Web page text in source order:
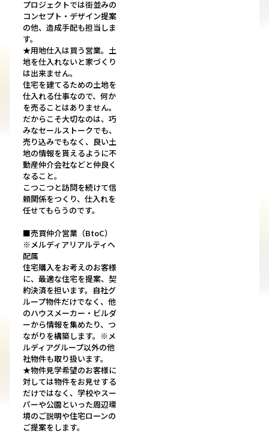
プロジェクトでは街並みの
コンセプト・デザイン提案
の他、造成手配も担当しま
す。
★用地仕入は買う営業。土
地を仕入れないと家づくり
は出来ません。
住宅を建てるための土地を
仕入れる仕事なので、何か
を売ることはありません。
だからこそ大切なのは、巧
みなセールストークでも、
売り込みでもなく、良い土
地の情報を貰えるように不
動産仲介会社などと仲良く
なること。
こつこつと訪問を続けて信
頼関係をつくり、仕入れを
任せてもらうのです。
■売買仲介営業（BtoC）
※メルディアリアルティへ
配属
住宅購入をお考えのお客様
に、最適な住宅を提案、契
約決済を担います。自社グ
ループ物件だけでなく、他
のハウスメーカー・ビルダ
ーから情報を集めたり、つ
ながりを構築します。※メ
ルディアグループ以外の他
社物件も取り扱います。
★物件見学希望のお客様に
対しては物件をお見せする
だけではなく、学校やスー
パーや公園といった周辺環
境のご説明や住宅ローンの
ご提案をします。